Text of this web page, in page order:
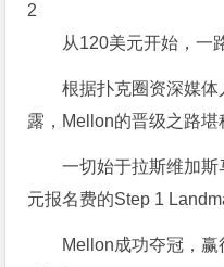
2
从120美元开始，一
根据扑克圈资深媒体
露，Mellon的晋级之路堪
一切始于拉斯维加
元报名费的Step 1
Mellon成功夺冠，